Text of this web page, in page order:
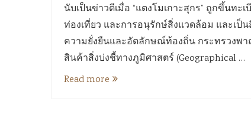
นับเป็นข่าวดีเมื่อ “แตงโมเกาะสุกร” ถูกขึ้นท
ท่องเที่ยว และการอนุรักษ์สิ่งแวดล้อม และเ
ความยั่งยืนและอัตลักษณ์ท้องถิ่น กระทรวงพา
สินค้าสิ่งบ่งชี้ทางภูมิศาสตร์ (Geographical …
Read more